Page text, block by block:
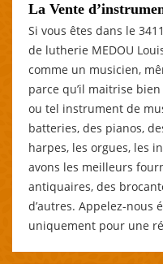
La Vente
Si vous êtes dans le
de lutherie MEDOU
comme un musicien,
parce qu’il maitrise
ou tel instrument de
batteries, des pianos,
harpes, les orgues, les
avons les meilleurs
antiquaires, des
d’autres. Appelez-nous
uniquement pour une